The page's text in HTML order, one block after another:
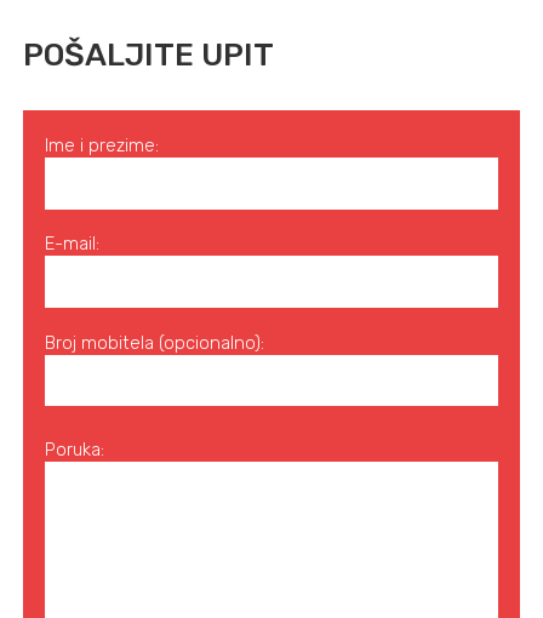
POŠALJITE UPIT
Ime i prezime:
E-mail:
Broj mobitela (opcionalno):
Poruka: